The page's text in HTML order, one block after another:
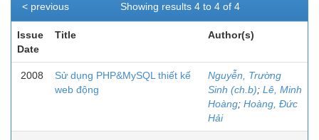
Showing results 4 to 4 of 4
< previous
Issue
Date
Title Author(s)
2008
Sử dụng PHP&MySQL thiết kế
web động
Nguyễn, Trường
Sinh (ch.b); Lê, Minh
Hoàng; Hoàng, Đức
Hải